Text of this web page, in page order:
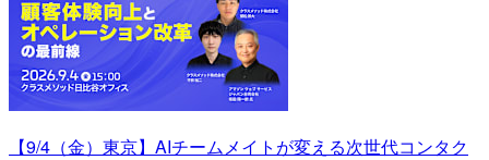
【9/4（金）東京】AIチームメイトが変える次世代コンタク